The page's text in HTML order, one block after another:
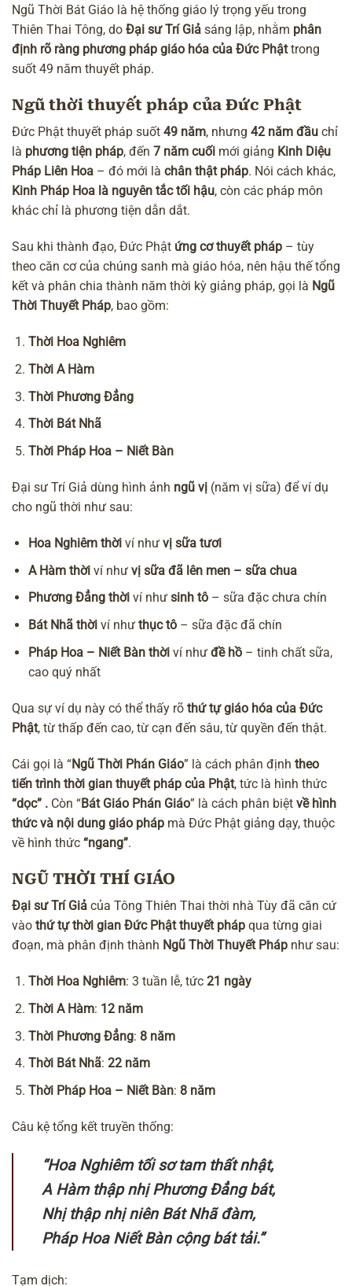
Ngũ Thời Bát Giáo là hệ thống giáo lý trọng yếu trong
Thiên Thai Tông, do Đại sư Trí Giả sáng lập, nhằm phân
định rõ ràng phương pháp giáo hóa của Đức Phậttrong
suốt 49 năm thuyết pháp.
Ngũ thời thuyết pháp của Đức Phật
Đức Phật thuyết pháp suốt 49 năm, nhưng 42 năm đầu chỉ
là phương tiện pháp, đến 7 năm cuối mới giảng Kinh Diệu
Pháp Liên Hoa – đó mới là chân thật pháp. Nói cách khác,
Kinh Pháp Hoa là nguyên tắc tối hậu, còn các pháp môn
khác chỉ là phương tiện dẫn dắt.
Sau khi thành đạo, Đức Phật ứng cơ thuyết pháp – tùy
theo căn cơ của chúng sanh mà giáo hóa, nên hậu thế tổng
kết và phân chia thành năm thời kỳ giảng pháp, gọi là Ngũ
Thời Thuyết Pháp, bao gồm:
Thời Hoa Nghiêm
Thời A Hàm
Thời Phương Đẳng
Thời Bát Nhã
Thời Pháp Hoa – Niết Bàn
Đại sư Trí Giả dùng hình ảnh ngũ vị (năm vị sữa) để ví dụ
cho ngũ thời như sau:
Hoa Nghiêm thời ví như vị sữa tươi
A Hàm thời ví như vị sữa đã lên men – sữa chua
Phương Đẳng thời ví như sinh tô – sữa đặc chưa chín
Bát Nhã thời ví như thục tô – sữa đặc đã chín
Pháp Hoa – Niết Bàn thời ví như đề hồ – tinh chất sữa,
cao quý nhất
Qua sự ví dụ này có thể thấy rõ thứ tự giáo hóa của Đức
Phật, từ thấp đến cao, từ cạn đến sâu, từ quyền đến thật.
Cái gọi là “Ngũ Thời Phán Giáo” là cách phân định theo
tiến trình thời gian thuyết pháp của Phật, tức là hình thức
“dọc” . Còn “Bát Giáo Phán Giáo” là cách phân biệt về hình
thức và nội dung giáo pháp mà Đức Phật giảng dạy, thuộc
về hình thức “ngang”.
NGŨ THỜI THÍ GIÁO
Đại sư Trí Giả của Tông Thiên Thai thời nhà Tùy đã căn cứ
vào thứ tự thời gian Đức Phật thuyết pháp qua từng giai
đoạn, mà phân định thành Ngũ Thời Thuyết Pháp như sau:
Thời Hoa Nghiêm: 3 tuần lễ, tức 21 ngày
Thời A Hàm: 12 năm
Thời Phương Đẳng: 8 năm
Thời Bát Nhã: 22 năm
Thời Pháp Hoa – Niết Bàn: 8 năm
Câu kệ tổng kết truyền thống:
“Hoa Nghiêm tối sơ tam thất nhật,
A Hàm thập nhị Phương Đẳng bát,
Nhị thập nhị niên Bát Nhã đàm,
Pháp Hoa Niết Bàn cộng bát tải.”
Tạm dịch: